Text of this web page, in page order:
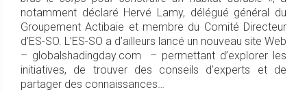
notamment déclaré Hervé Lamy, délégué général du
Groupement Actibaie et membre du Comité Directeur
d’ES-SO. L’ES-SO a d’ailleurs lancé un nouveau site Web
– globalshadingday.com – permettant d’explorer les
initiatives, de trouver des conseils d’experts et de
partager des connaissances…